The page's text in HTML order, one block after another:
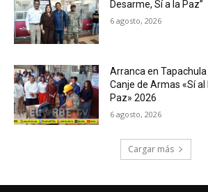
Desarme, Sí a la Paz”
6 agosto, 2026
Arranca en
Canje de Armas «Sí
Paz» 2026
6 agosto, 2026
Cargar más